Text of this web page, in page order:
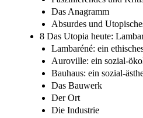
Das Anagramm
Absurdes und
8 Das Utopia heute:
Lambaréné: ein
Auroville: ein sozial-
Bauhaus: ein sozial-
Das Bauwerk
Der Ort
Die Industrie